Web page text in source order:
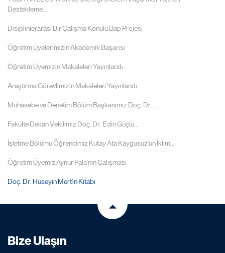
Destekleme...
Disiplinlerarası Bir Çalışma Konulu Bap Projesi
Öğretim Üyelerimizin Akademik Başarısı
Öğretim Üyemizin Makaleleri Yayınlandı
Araştırma Görevlimizin Makaleleri Yayınlandı
Muhasebe ve Denetim Bölüm Başkanımız Doç. Dr....
Fakülte Dekan Vekilimiz Doç. Dr. Edin Güçlü...
İşletme Bölümü Öğrencimiz Kutay Ata Kaygusuz'un İklim...
Öğretim Üyemiz Aynur Pala’nın Çalışması
Doç. Dr. Hüseyin Mert’in Kitabı
Bize Ulaşın